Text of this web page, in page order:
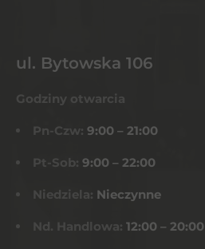
ul. Bytowska 106
Godziny otwarcia
Pn-Czw: 9:00 – 21:00
Pt-Sob: 9:00 – 22:00
Niedziela: Nieczynne
Nd. Handlowa: 12:00 – 20:00